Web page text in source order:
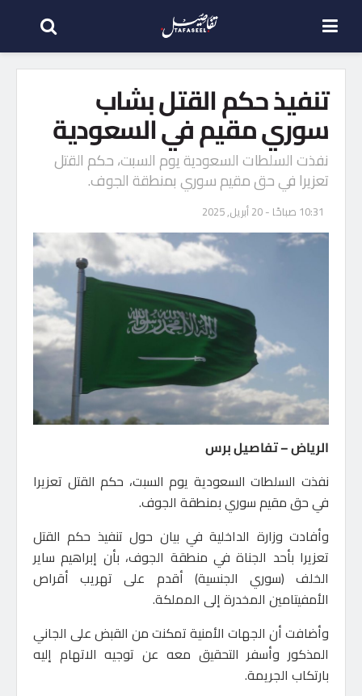
تنفيذ حكم القتل بشاب
سوري مقيم في السعودية
نفذت السلطات السعودية يوم السبت، حكم القتل
تعزيرا في حق مقيم سوري بمنطقة الجوف.
10:31 صباحًا - 20 أبريل, 2025
الرياض – تفاصيل برس
نفذت السلطات السعودية يوم السبت، حكم القتل تعزيرا
في حق مقيم سوري بمنطقة الجوف.
وأفادت وزارة الداخلية في بيان حول تنفيذ حكم القتل
تعزيرا بأحد الجناة في منطقة الجوف، بأن إبراهيم ساير
الخلف (سوري الجنسية) أقدم على تهريب أقراص
الأمفيتامين المخدرة إلى المملكة.
وأضافت أن الجهات الأمنية تمكنت من القبض على الجاني
المذكور وأسفر التحقيق معه عن توجيه الاتهام إليه
بارتكاب الجريمة.